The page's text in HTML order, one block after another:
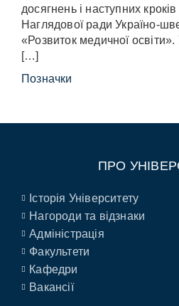
досягнень і наступних
Наглядової ради Україно-
«Розвиток медичної освіти».
[…]
Позначки
ПРО
Історія Університету
Нагороди та відзнаки
Адміністрація
Факультети
Кафедри
Вакансії